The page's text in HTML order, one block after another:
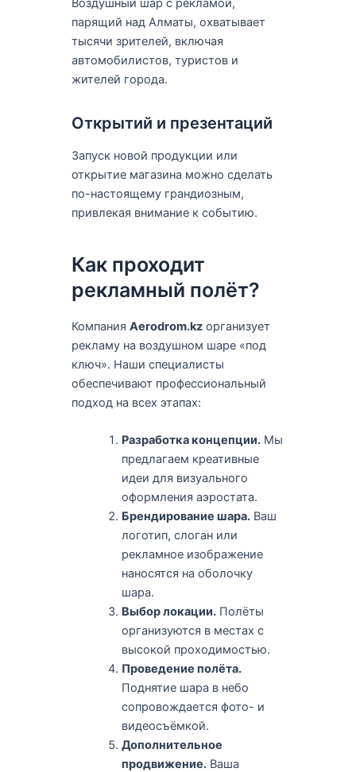
парящий над Алматы, охватывает
тысячи зрителей, включая
автомобилистов, туристов и
жителей города.
Открытий и презентаций
Запуск новой продукции или
открытие магазина можно сделать
по-настоящему грандиозным,
привлекая внимание к событию.
Как проходит
рекламный полёт?
Компания Aerodrom.kzорганизует
рекламу на воздушном шаре «под
ключ». Наши специалисты
обеспечивают профессиональный
подход на всех этапах:
Разработка концепции. Мы
предлагаем креативные
идеи для визуального
оформления аэростата.
Брендирование шара. Ваш
логотип, слоган или
рекламное изображение
наносятся на оболочку
шара.
Выбор локации. Полёты
организуются в местах с
высокой проходимостью.
Проведение полёта.
Поднятие шара в небо
сопровождается фото- и
видеосъёмкой.
Дополнительное
продвижение. Ваша